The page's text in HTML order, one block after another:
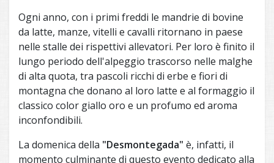
Ogni anno, con i primi freddi le mandrie di bovine
da latte, manze, vitelli e cavalli ritornano in paese
nelle stalle dei rispettivi allevatori. Per loro è finito il
lungo periodo dell'alpeggio trascorso nelle malghe
di alta quota, tra pascoli ricchi di erbe e fiori di
montagna che donano al loro latte e al formaggio il
classico color giallo oro e un profumo ed aroma
inconfondibili.
La domenica della "Desmontegada" è, infatti, il
momento culminante di questo evento dedicato alla